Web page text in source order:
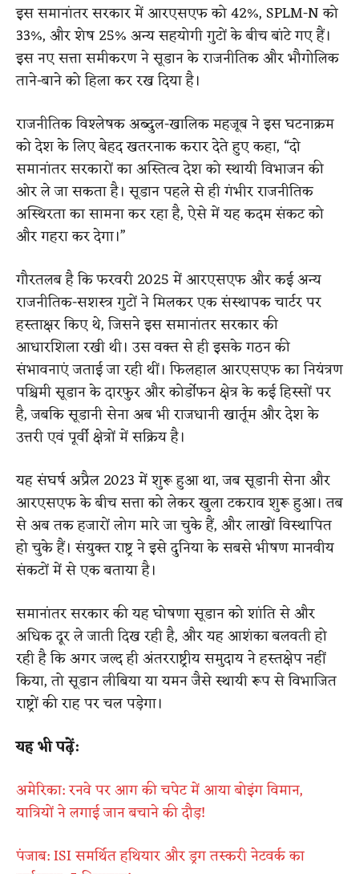
इस समानांतर सरकार में आरएसएफ को 42%, SPLM-N को
33%, और शेष 25% अन्य सहयोगी गुटों के बीच बांटे गए हैं।
इस नए सत्ता समीकरण ने सूडान के राजनीतिक और भौगोलिक
ताने-बाने को हिला कर रख दिया है।
राजनीतिक विश्लेषक अब्दुल-खालिक महजूब ने इस घटनाक्रम
को देश के लिए बेहद खतरनाक करार देते हुए कहा, “दो
समानांतर सरकारों का अस्तित्व देश को स्थायी विभाजन की
ओर ले जा सकता है। सूडान पहले से ही गंभीर राजनीतिक
अस्थिरता का सामना कर रहा है, ऐसे में यह कदम संकट को
और गहरा कर देगा।”
गौरतलब है कि फरवरी 2025 में आरएसएफ और कई अन्य
राजनीतिक-सशस्त्र गुटों ने मिलकर एक संस्थापक चार्टर पर
हस्ताक्षर किए थे, जिसने इस समानांतर सरकार की
आधारशिला रखी थी। उस वक्त से ही इसके गठन की
संभावनाएं जताई जा रही थीं। फिलहाल आरएसएफ का नियंत्रण
पश्चिमी सूडान के दारफुर और कोर्डोफन क्षेत्र के कई हिस्सों पर
है, जबकि सूडानी सेना अब भी राजधानी खार्तूम और देश के
उत्तरी एवं पूर्वी क्षेत्रों में सक्रिय है।
यह संघर्ष अप्रैल 2023 में शुरू हुआ था, जब सूडानी सेना और
आरएसएफ के बीच सत्ता को लेकर खुला टकराव शुरू हुआ। तब
से अब तक हजारों लोग मारे जा चुके हैं, और लाखों विस्थापित
हो चुके हैं। संयुक्त राष्ट्र ने इसे दुनिया के सबसे भीषण मानवीय
संकटों में से एक बताया है।
समानांतर सरकार की यह घोषणा सूडान को शांति से और
अधिक दूर ले जाती दिख रही है, और यह आशंका बलवती हो
रही है कि अगर जल्द ही अंतरराष्ट्रीय समुदाय ने हस्तक्षेप नहीं
किया, तो सूडान लीबिया या यमन जैसे स्थायी रूप से विभाजित
राष्ट्रों की राह पर चल पड़ेगा।
यह भी पढ़ें:
अमेरिका: रनवे पर आग की चपेट में आया बोइंग विमान,
यात्रियों ने लगाई जान बचाने की दौड़!
पंजाब: ISI समर्थित हथियार और ड्रग तस्करी नेटवर्क का